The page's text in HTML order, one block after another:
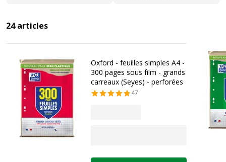
24 articles
Oxford - feuilles simples A4 -
300 pages sous film - grands
carreaux (Seyes) - perforées
47